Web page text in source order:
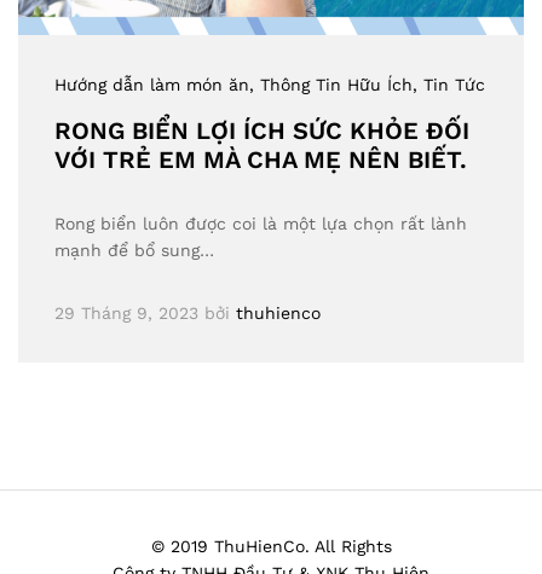
Hướng dẫn làm món ăn, Thông Tin Hữu Ích, Tin Tức
RONG BIỂN LỢI ÍCH SỨC KHỎE ĐỐI
VỚI TRẺ EM MÀ CHA MẸ NÊN BIẾT.
Rong biển luôn được coi là một lựa chọn rất lành
mạnh để bổ sung…
29 Tháng 9, 2023 bởi thuhienco
© 2019 ThuHienCo. All Rights